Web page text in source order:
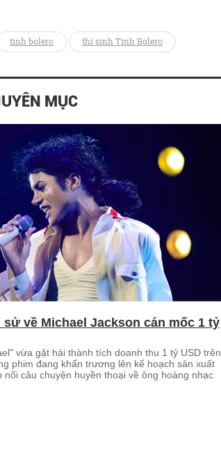
tình bolero thí sinh Tình Bolero
MỤC
sử về Michael Jackson cán mốc 1 tỷ
vừa gặt hái thành tích doanh thu 1 tỷ USD trên
phim đang khẩn trương lên kế hoạch sản xuất
nối câu chuyện huyền thoại về ông hoàng nhạc